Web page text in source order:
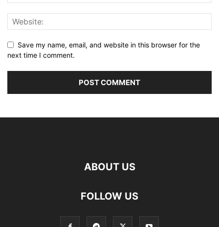
Save my name, email, and website in this browser for the
next time I comment.
ABOUT US
FOLLOW US